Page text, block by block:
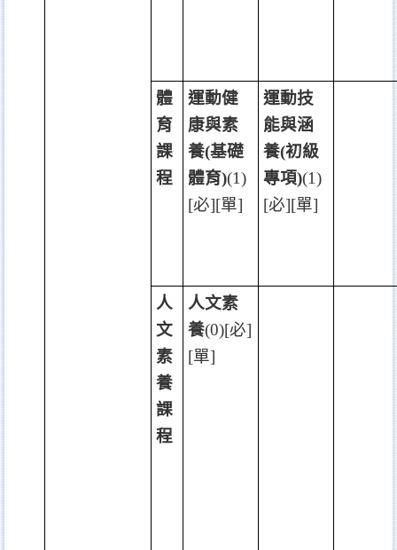
體
育
課
程
運動健
康與素
養(基礎
體育)(1)
[必][單]
運動技
能與涵
養(初級
專項)(1)
[必][單]
人
文
素
養
課
程
人文素
養(0)[必]
[單]